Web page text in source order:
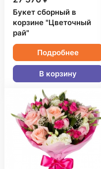
Букет сборный в
корзине "Цветочный
рай"
Подробнее
В корзину